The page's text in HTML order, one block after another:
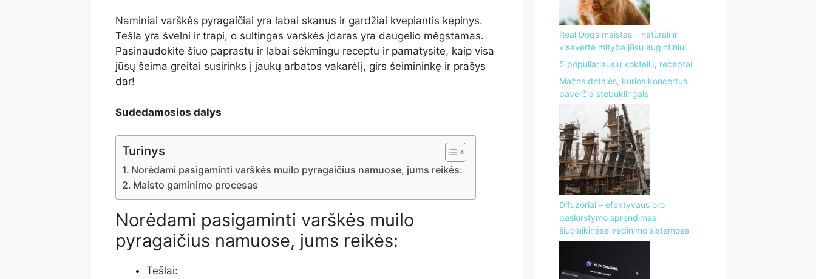
Naminiai varškės pyragaičiai yra labai skanus ir gardžiai kvepiantis kepinys.
Tešla yra švelni ir trapi, o sultingas varškės įdaras yra daugelio mėgstamas.
Pasinaudokite šiuo paprastu ir labai sėkmingu receptu ir pamatysite, kaip visa
jūsų šeima greitai susirinks į jaukų arbatos vakarėlį, girs šeimininkę ir prašys
dar!
Sudedamosios dalys
Turinys
Norėdami pasigaminti varškės muilo pyragaičius namuose, jums reikės:
Maisto gaminimo procesas
Norėdami pasigaminti varškės muilo
pyragaičius namuose, jums reikės:
Tešlai:
Real Dogs maistas – natūrali ir
visavertė mityba jūsų augintiniui
5 populiariausių kokteilių receptai
Mažos detalės, kurios koncertus
paverčia stebuklingais
Difuzoriai – efektyvaus oro
paskirstymo sprendimas
šiuolaikinėse vėdinimo sistemose